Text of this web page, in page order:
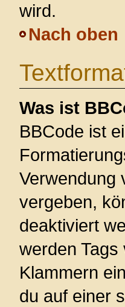
wird.
Nach oben
Was ist
BBCode ist
Verwendung
vergeben,
deaktiviert
werden Tags
Klammern
du auf einer